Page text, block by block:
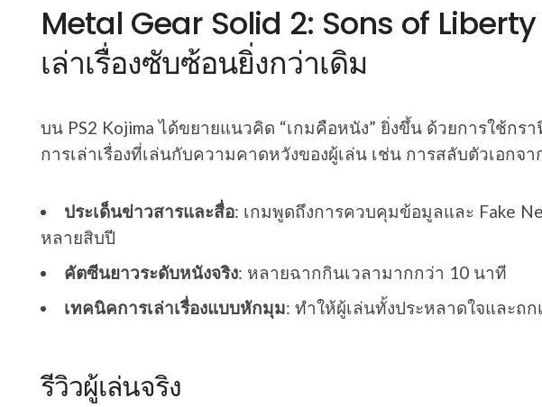
Metal Gear Solid 2: Sons of
เล่าเรื่องซับซ้อนยิ่งกว่าเดิม
บน PS2 Kojima ได้ขยายแนวคิด “เกมคือหนัง” ยิ่งขึ้น ด้วยการใช้กร
การเล่าเรื่องที่เล่นกับความคาดหวังของผู้เล่น เช่น การสลับตัวเอกจา
ประเด็นข่าวสารและสื่อ: เกมพูดถึงการควบคุมข้อมูลและ Fake
หลายสิบปี
คัตซีนยาวระดับหนังจริง: หลายฉากกินเวลามากกว่า 10 นาที
เทคนิคการเล่าเรื่องแบบหักมุม: ทำให้ผู้เล่นทั้งประหลาดใจและถก
รีวิวผู้เล่นจริง